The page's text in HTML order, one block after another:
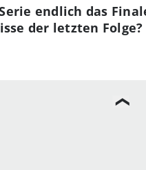
endlich das
der letzten Folge?